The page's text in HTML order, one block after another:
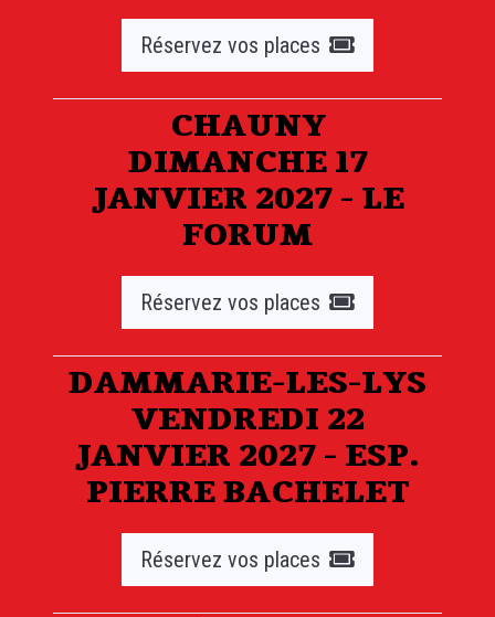
Réservez vos places
CHAUNY
DIMANCHE 17
JANVIER 2027 - LE
FORUM
Réservez vos places
DAMMARIE-LES-LYS
VENDREDI 22
JANVIER 2027 - ESP.
PIERRE BACHELET
Réservez vos places